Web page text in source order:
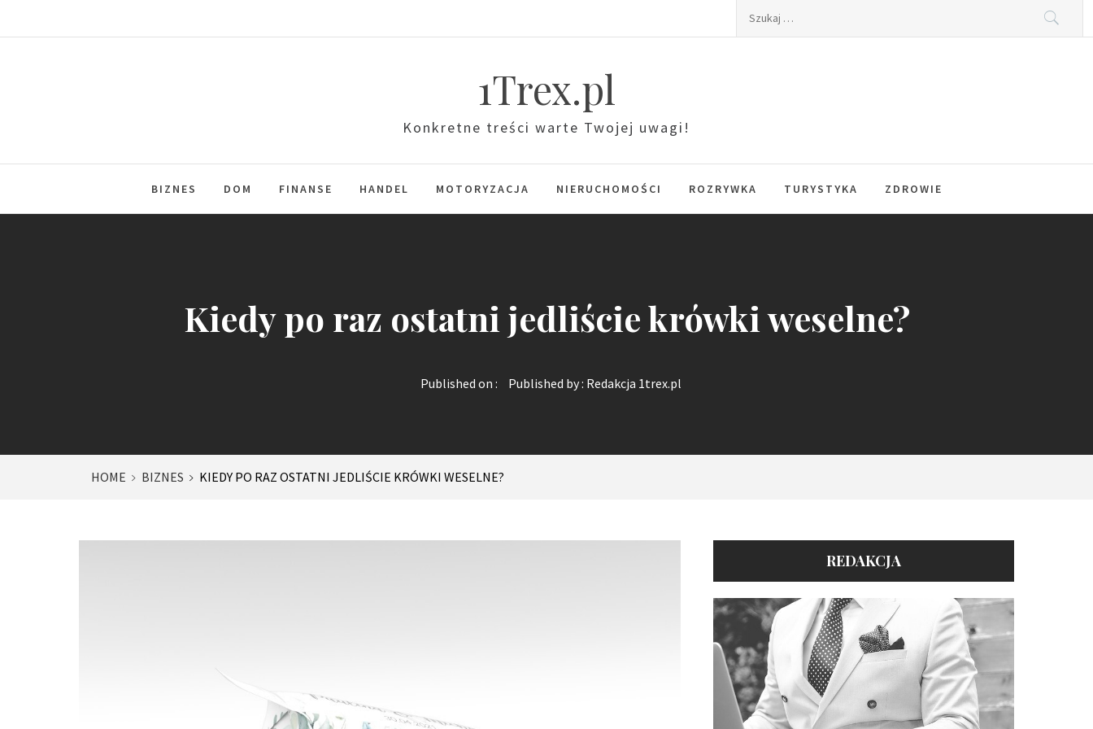
Szukaj:
1Trex.pl
Konkretne treści warte Twojej uwagi!
BIZNES DOM FINANSE HANDEL MOTORYZACJA NIERUCHOMOŚCI ROZRYWKA TURYSTYKA ZDROWIE
Kiedy po raz ostatni jedliście krówki weselne?
Published on : Published by : Redakcja 1trex.pl
HOME BIZNES KIEDY PO RAZ OSTATNI JEDLIŚCIE KRÓWKI WESELNE?
REDAKCJA